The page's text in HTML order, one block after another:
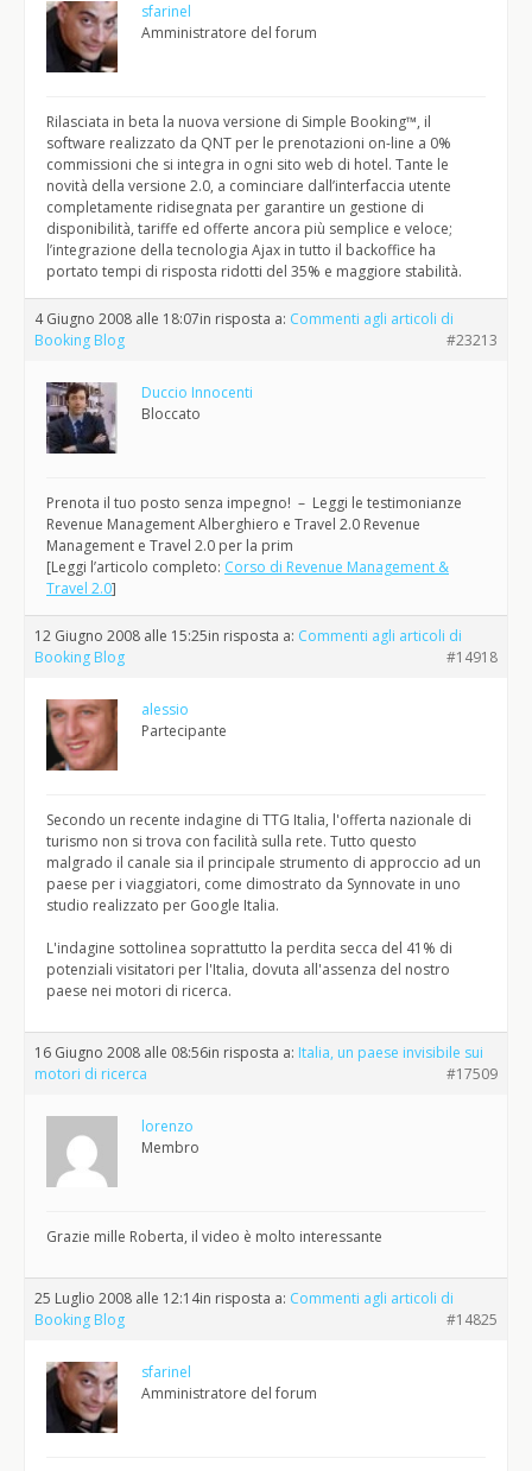
sfarinel
Amministratore del forum
Rilasciata in beta la nuova versione di Simple Booking™, il
software realizzato da QNT per le prenotazioni on-line a 0%
commissioni che si integra in ogni sito web di hotel. Tante le
novità della versione 2.0, a cominciare dall’interfaccia utente
completamente ridisegnata per garantire un gestione di
disponibilità, tariffe ed offerte ancora più semplice e veloce;
l’integrazione della tecnologia Ajax in tutto il backoffice ha
portato tempi di risposta ridotti del 35% e maggiore stabilità.
4 Giugno 2008 alle 18:07in risposta a: Commenti agli articoli di
Booking Blog
#23213
Duccio Innocenti
Bloccato
Prenota il tuo posto senza impegno! – Leggi le testimonianze
Revenue Management Alberghiero e Travel 2.0 Revenue
Management e Travel 2.0 per la prim
[Leggi l’articolo completo: Corso di Revenue Management &
Travel 2.0]
12 Giugno 2008 alle 15:25in risposta a: Commenti agli articoli di
Booking Blog
#14918
alessio
Partecipante
Secondo un recente indagine di TTG Italia, l'offerta nazionale di
turismo non si trova con facilità sulla rete. Tutto questo
malgrado il canale sia il principale strumento di approccio ad un
paese per i viaggiatori, come dimostrato da Synnovate in uno
studio realizzato per Google Italia.
L'indagine sottolinea soprattutto la perdita secca del 41% di
potenziali visitatori per l'Italia, dovuta all'assenza del nostro
paese nei motori di ricerca.
16 Giugno 2008 alle 08:56in risposta a: Italia, un paese invisibile sui
motori di ricerca
#17509
lorenzo
Membro
Grazie mille Roberta, il video è molto interessante
25 Luglio 2008 alle 12:14in risposta a: Commenti agli articoli di
Booking Blog
#14825
sfarinel
Amministratore del forum